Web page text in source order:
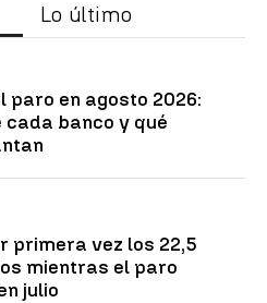
Lo último
paro en agosto 2026:
banco y qué
primera vez los 22,5
mientras el paro
julio